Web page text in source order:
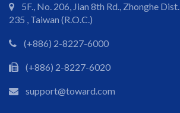
5F., No. 206, Jian 8th Rd., Zhonghe
235 , Taiwan (R.O.C.)
(+886) 2-8227-6000
(+886) 2-8227-6020
support@toward.com